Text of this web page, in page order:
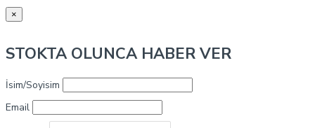
×
STOKTA OLUNCA HABER VER
İsim/Soyisim
Email